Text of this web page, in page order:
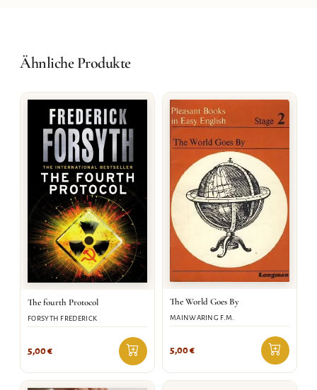
Ähnliche Produkte
The fourth Protocol
FORSYTH FREDERICK
5,00€
The World Goes By
MAINWARING F.M.
5,00€